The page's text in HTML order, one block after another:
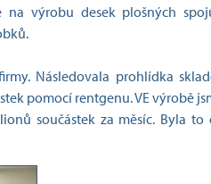
na výrobu desek plošných
Následovala prohlídka
pomocí rentgenu. VE výrobě
součástek za měsíc. Byla to